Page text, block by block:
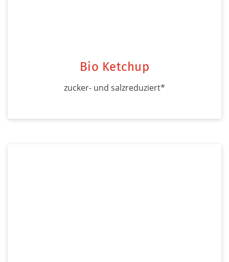
Bio Ketchup
zucker- und salzreduziert*